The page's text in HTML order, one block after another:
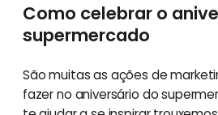
Como celebrar o
supermercado
São muitas as ações de
fazer no aniversário do